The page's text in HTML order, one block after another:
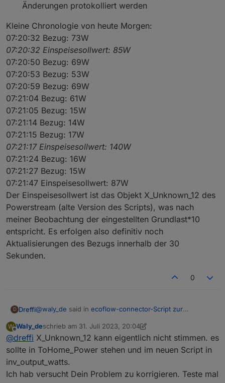
Änderungen protokolliert werden
Kleine Chronologie von heute Morgen:
07:20:32 Bezug: 73W
07:20:32 Einspeisesollwert: 85W
07:20:50 Bezug: 69W
07:20:53 Bezug: 53W
07:20:59 Bezug: 69W
07:21:04 Bezug: 61W
07:21:05 Bezug: 15W
07:21:14 Bezug: 14W
07:21:15 Bezug: 17W
07:21:17 Einspeisesollwert: 140W
07:21:24 Bezug: 16W
07:21:27 Bezug: 15W
07:21:47 Einspeisesollwert: 87W
Der Einspeisesollwert ist das Objekt X_Unknown_12 des
Powerstream (alte Version des Scripts), was nach
meiner Beobachtung der eingestellten Grundlast*10
entspricht. Es erfolgen also definitiv noch
Aktualisierungen des Bezugs innerhalb der 30
Sekunden.
0
D Dreffi@waly_de said in ecoflow-connector-Script zur
@dreffi
Deine Schwankungen oben könnten damit zu tun
haben, dass der Wert, der im State das du unter
"SmartmeterID" konfiguriert hast zu träge ist.
Kannst Du bitte mal überprüfen, ob er sich
Ich habe das mal genauer untersucht:
die Aktualisierung des Werts für Bezug hat in Home
W
Offline
Waly_deschrieb am 31. Juli 2023, 20:04
zuletzt editiert von Waly_de8. Jan. 2023, 10:00
@dreffi X_Unknown_12 kann eigentlich nicht stimmen. es
sollte in ToHome_Power stehen und im neuen Script in
inv_output_watts.
Ich hab versucht Dein Problem zu korrigieren. Teste mal